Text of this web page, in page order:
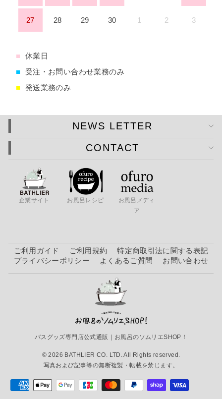
ステンレスコップ「マトリス」ウォーターカッ
27 28 29 30 1 2 3
■
休業日
■
受注・お問い合わせ業務のみ
■ 発送業務のみ
NEWS LETTER
CONTACT
企業サイト お風呂レシピ
お風呂メディ
ア
ご利用ガイド ご利用規約
特定商取引法に関する表記
プライバシーポリシー
よくあるご質問 お問い合わせ
バスグッズ専門店公式通販｜お風呂のソムリエSHOP！
© 2026 BATHLIER CO. LTD. All Rights reserved.
写真および記事等の無断複製・転載を禁じます。